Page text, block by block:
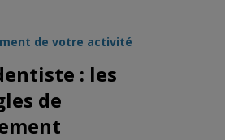
de votre activité
: les
de